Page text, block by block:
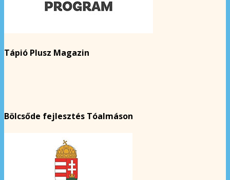
Tápió Plusz Magazin
Bölcsőde fejlesztés Tóalmáson